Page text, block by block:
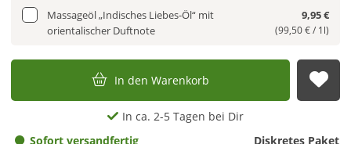
Massageöl „Indisches Liebes-Öl“ mit
orientalischer Duftnote
9,95 €
(99,50 € / 1l)
In den Warenkorb
In ca. 2-5 Tagen bei Dir
Sofort versandfertig
Diskretes Paket